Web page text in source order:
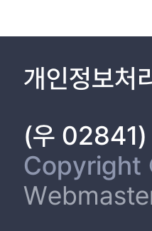
개인정보처
(우 02841)
Copyright